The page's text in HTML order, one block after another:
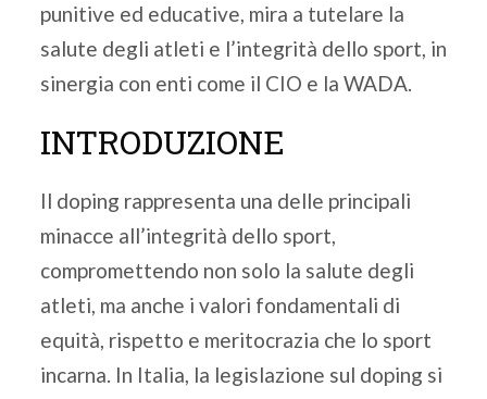
punitive ed educative, mira a tutelare la
salute degli atleti e l’integrità dello sport, in
sinergia con enti come il CIO e la WADA.
INTRODUZIONE
Il doping rappresenta una delle principali
minacce all’integrità dello sport,
compromettendo non solo la salute degli
atleti, ma anche i valori fondamentali di
equità, rispetto e meritocrazia che lo sport
incarna. In Italia, la legislazione sul doping si